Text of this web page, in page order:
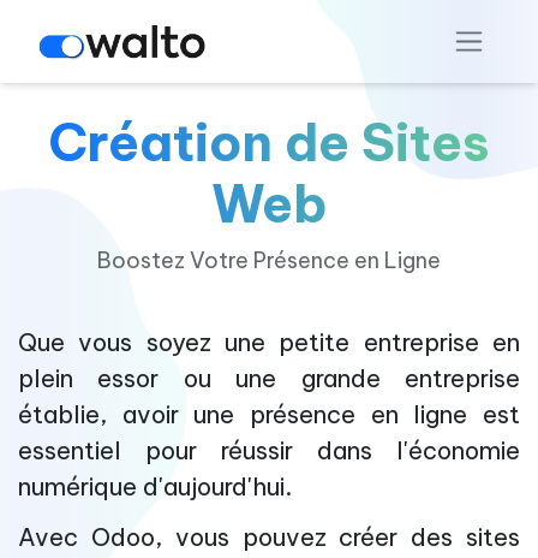
Création de Sites
Web
Boostez Votre Présence en Ligne
Que vous soyez une petite entreprise en
plein essor ou une grande entreprise
établie, avoir une présence en ligne est
essentiel pour réussir dans l'économie
numérique d'aujourd'hui.
Avec Odoo, vous pouvez créer des sites